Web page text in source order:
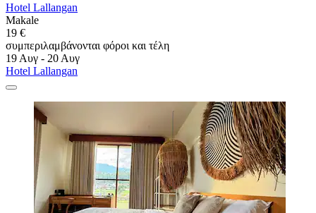
Hotel Lallangan
Makale
19 €
συμπεριλαμβάνονται φόροι και τέλη
19 Αυγ - 20 Αυγ
Hotel Lallangan